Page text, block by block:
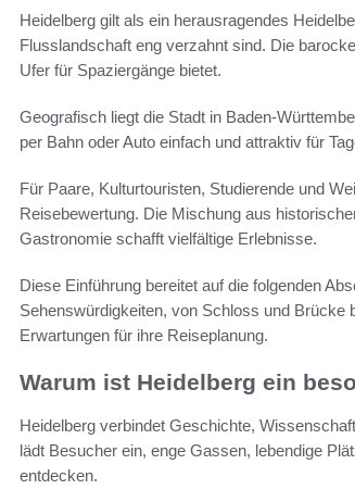
Heidelberg gilt als ein herausragendes
Flusslandschaft eng verzahnt sind. Die
Ufer für Spaziergänge bietet.
Geografisch liegt die Stadt in Baden-
per Bahn oder Auto einfach und attraktiv für
Für Paare, Kulturtouristen, Studierende und
Reisebewertung. Die Mischung aus
Gastronomie schafft vielfältige Erlebnisse.
Diese Einführung bereitet auf die folgenden
Sehenswürdigkeiten, von Schloss und Brücke
Erwartungen für ihre Reiseplanung.
Warum ist Heidelberg ein
Heidelberg verbindet Geschichte,
lädt Besucher ein, enge Gassen, lebendige
entdecken.